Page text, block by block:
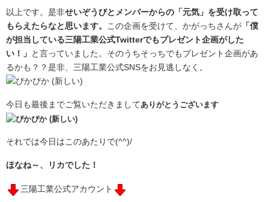
以上です。是非せいぞうびとメンバーからの「元気」を受け取って
もらえたらなと思います。
この企画を受けて、かがっちさんが 「僕
が担当している三陽工業公式Twitterでもプレゼント企画がした
い！」 と言っていました。そのうちそっちでもプレゼント企画があ
るかも？？是非、三陽工業公式SNSをお見逃しなく。
今日も最後までご覧いただきましてありがとうございます
それでは今日はこのあたりで(^^)/
ほなね～、リカでした！
三陽工業公式アカウント